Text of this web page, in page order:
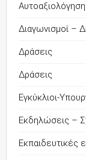
Διαγωνισμοί –
Δράσεις
Δράσεις
Εγκύκλιοι-
Εκδηλώσεις –
Εκπαιδευτικές